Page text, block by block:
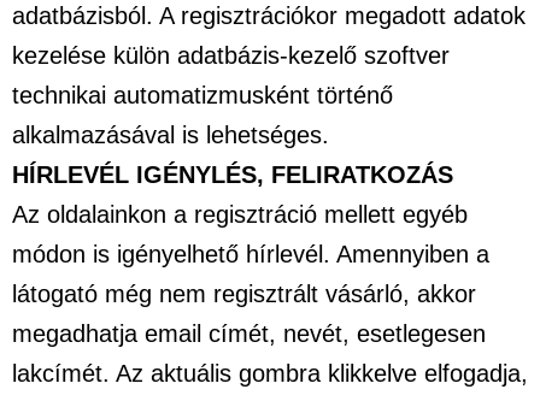
adatbázisból. A regisztrációkor megadott adatok
kezelése külön adatbázis-kezelő szoftver
technikai automatizmusként történő
alkalmazásával is lehetséges.
HÍRLEVÉL IGÉNYLÉS, FELIRATKOZÁS
Az oldalainkon a regisztráció mellett egyéb
módon is igényelhető hírlevél. Amennyiben a
látogató még nem regisztrált vásárló, akkor
megadhatja email címét, nevét, esetlegesen
lakcímét. Az aktuális gombra klikkelve elfogadja,